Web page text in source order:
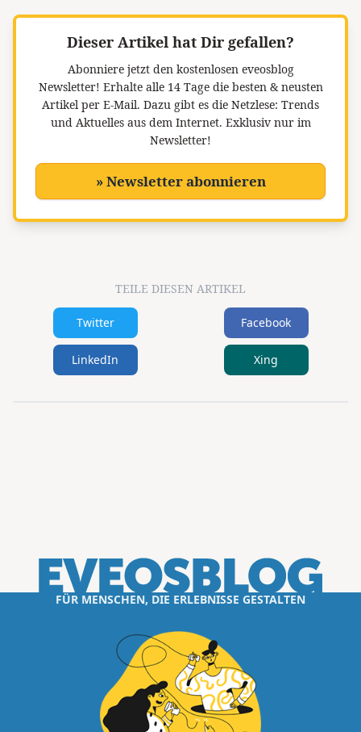
Dieser Artikel hat Dir gefallen?
Abonniere jetzt den kostenlosen eveosblog
Newsletter! Erhalte alle 14 Tage die besten & neusten
Artikel per E-Mail. Dazu gibt es die Netzlese: Trends
und Aktuelles aus dem Internet. Exklusiv nur im
Newsletter!
» Newsletter abonnieren
TEILE DIESEN ARTIKEL
Twitter Facebook
LinkedIn Xing
FÜR MENSCHEN, DIE ERLEBNISSE GESTALTEN